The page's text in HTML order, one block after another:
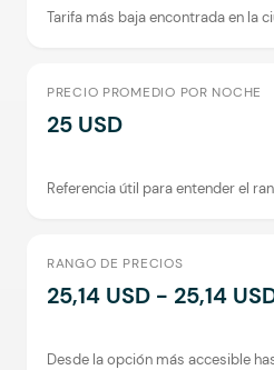
Tarifa más baja encontrada en la
PRECIO PROMEDIO POR NOCHE
25 USD
Referencia útil para entender el
RANGO DE PRECIOS
25,14 USD - 25,14
Desde la opción más accesible